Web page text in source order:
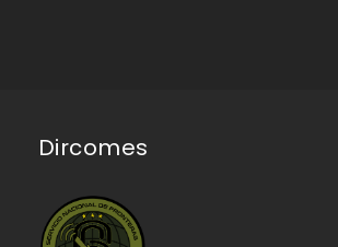
Dircomes